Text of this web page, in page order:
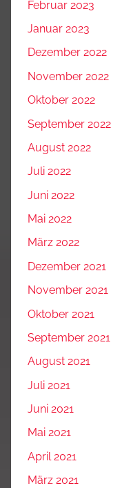
Februar 2023
Januar 2023
Dezember 2022
November 2022
Oktober 2022
September 2022
August 2022
Juli 2022
Juni 2022
Mai 2022
März 2022
Dezember 2021
November 2021
Oktober 2021
September 2021
August 2021
Juli 2021
Juni 2021
Mai 2021
April 2021
März 2021